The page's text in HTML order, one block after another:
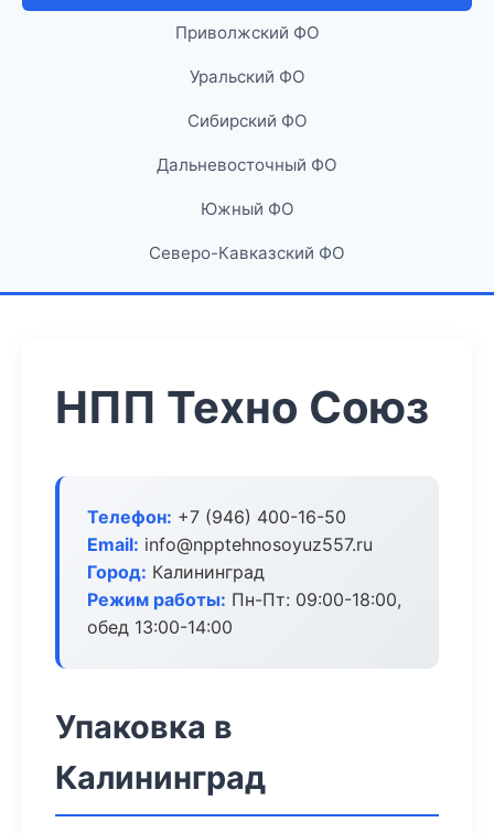
Приволжский ФО
Уральский ФО
Сибирский ФО
Дальневосточный ФО
Южный ФО
Северо-Кавказский ФО
НПП Техно Союз
Телефон: +7 (946) 400-16-50
Email: info@npptehnosoyuz557.ru
Город: Калининград
Режим работы: Пн-Пт: 09:00-18:00,
обед 13:00-14:00
Упаковка в
Калининград